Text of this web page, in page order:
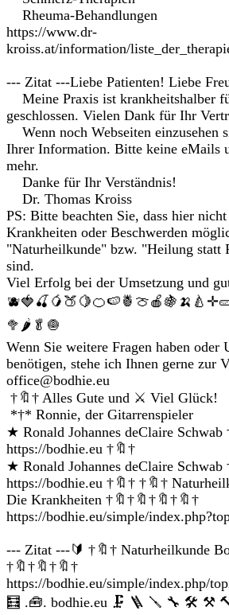
Rheuma-Behandlungen
https://www.dr-
kroiss.at/information/
--- Zitat ---Liebe Patienten! Liebe
Meine Praxis ist krankheitshalber
geschlossen. Vielen Dank für Ihr
Wenn noch Webseiten einzusehen
Ihrer Information. Bitte keine eMails
mehr.
Danke für Ihr Verständnis!
Dr. Thomas Kroiss
PS: Bitte beachten Sie, dass hier
Krankheiten oder Beschwerden
"Naturheilkunde" bzw. "Heilung statt
sind.
Viel Erfolg bei der Umsetzung und
🥦🌶🥬🧅
Wenn Sie weitere Fragen haben oder
benötigen, stehe ich Ihnen gerne zur
office@bodhie.eu
†🔖† Alles Gute und ⚔ Viel Glück!
*†* Ronnie, der Gitarrenspieler
★ Ronald Johannes deClaire Schwab
https://bodhie.eu †🔖†
★ Ronald Johannes deClaire Schwab
https://bodhie.eu †🔖† †🔖†
Die Krankheiten †🔖†🔖†🔖†🔖†
https://bodhie.eu/simple/
--- Zitat ---🔰 †🔖† Naturheilkunde
†🔖†🔖†🔖†
https://bodhie.eu/simple/index.php/
🧮 .🧰. bodhie.eu 🗜 🪜 🪛 🔧 🛠 ⚒